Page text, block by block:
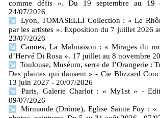
comme défis ». Du 19 septembre au 19
24/07/2026
Lyon, TOMASELLI Collection : « Le
par les artistes ». Exposition du 7 juillet 2026
23/07/2026
Cannes, La Malmaison : « Mirages du
d’Hervé Di Rosa ». 17 juillet au 8 novembre
Toulouse, Muséum, serre de l’Orangerie :
Des plantes qui dansent » - Cie Blizzard
13 juin 2027 - 20/07/2026
Paris, Galerie Charlot : « My1st » -
09/07/2026
Mirmande (Drôme), Eglise Sainte Foy : «